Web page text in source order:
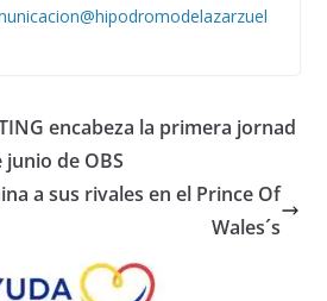
encabeza la primera jornad
junio de OBS
a sus rivales en el Prince Of
Wales´s